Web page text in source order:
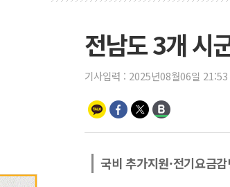
전남도 3개 시
기사입력 : 2025년08월06일 21:53
국비 추가지원·전기요금